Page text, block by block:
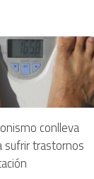
conlleva
sufrir trastornos